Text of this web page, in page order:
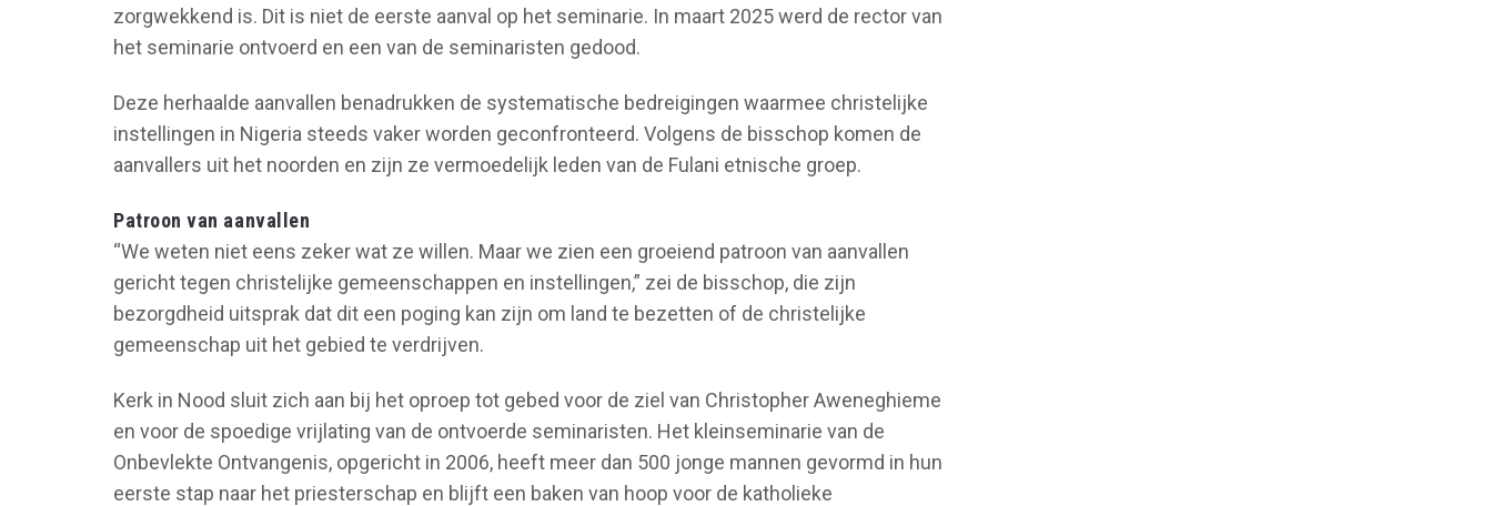
zorgwekkend is. Dit is niet de eerste aanval op het seminarie. In maart 2025 werd de rector van
het seminarie ontvoerd en een van de seminaristen gedood.
Deze herhaalde aanvallen benadrukken de systematische bedreigingen waarmee christelijke
instellingen in Nigeria steeds vaker worden geconfronteerd. Volgens de bisschop komen de
aanvallers uit het noorden en zijn ze vermoedelijk leden van de Fulani etnische groep.
Patroon van aanvallen
“We weten niet eens zeker wat ze willen. Maar we zien een groeiend patroon van aanvallen
gericht tegen christelijke gemeenschappen en instellingen,” zei de bisschop, die zijn
bezorgdheid uitsprak dat dit een poging kan zijn om land te bezetten of de christelijke
gemeenschap uit het gebied te verdrijven.
Kerk in Nood sluit zich aan bij het oproep tot gebed voor de ziel van Christopher Aweneghieme
en voor de spoedige vrijlating van de ontvoerde seminaristen. Het kleinseminarie van de
Onbevlekte Ontvangenis, opgericht in 2006, heeft meer dan 500 jonge mannen gevormd in hun
eerste stap naar het priesterschap en blijft een baken van hoop voor de katholieke